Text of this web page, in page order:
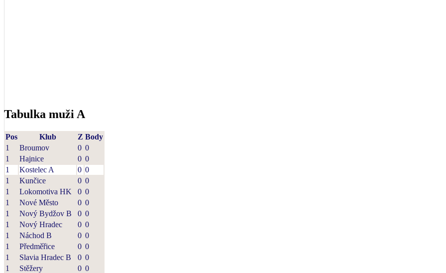
Tabulka muži A
Pos Klub Z Body
1
Broumov 0 0
1
Hajnice 0 0
1
Kostelec A 0 0
1
Kunčice 0 0
1
Lokomotiva HK 0 0
1
Nové Město 0 0
1
Nový Bydžov B 0 0
1
Nový Hradec 0 0
1
Náchod B 0 0
1
Předměřice 0 0
1
Slavia Hradec B 0 0
1
Stěžery 0 0